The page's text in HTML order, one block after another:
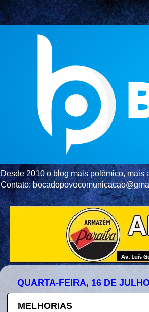
Desde 2010 o blog mais polêmico, mais
Contato:
QUARTA-FEIRA, 16 DE
MELHORIAS